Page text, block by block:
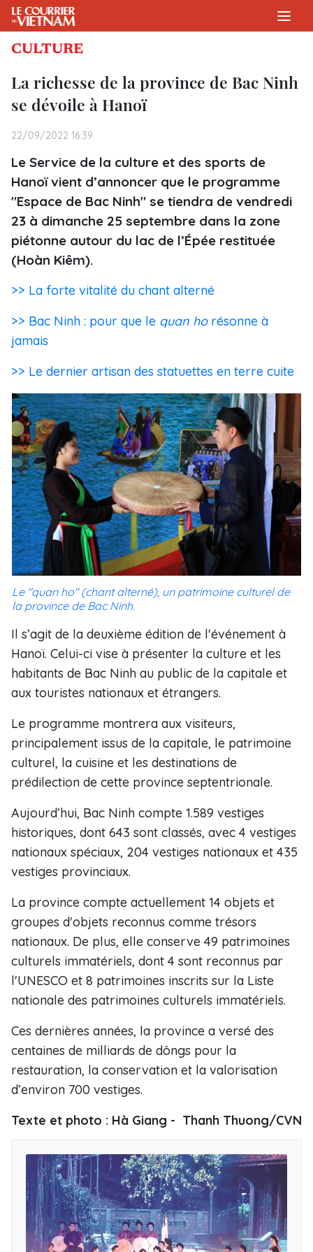
CULTURE
La richesse de la province de Bac Ninh
se dévoile à Hanoï
22/09/2022 16:39
Le Service de la culture et des sports de
Hanoï vient d’annoncer que le programme
"Espace de Bac Ninh" se tiendra de vendredi
23 à dimanche 25 septembre dans la zone
piétonne autour du lac de l’Épée restituée
(Hoàn Kiêm).
>> La forte vitalité du chant alterné
>> Bac Ninh : pour que le quan horésonne à
jamais
>> Le dernier artisan des statuettes en terre cuite
Le "quan ho" (chant alterné), un patrimoine culturel de
la province de Bac Ninh.
Il s’agit de la deuxième édition de l'événement à
Hanoï. Celui-ci vise à présenter la culture et les
habitants de Bac Ninh au public de la capitale et
aux touristes nationaux et étrangers.
Le programme montrera aux visiteurs,
principalement issus de la capitale, le patrimoine
culturel, la cuisine et les destinations de
prédilection de cette province septentrionale.
Aujourd’hui, Bac Ninh compte 1.589 vestiges
historiques, dont 643 sont classés, avec 4 vestiges
nationaux spéciaux, 204 vestiges nationaux et 435
vestiges provinciaux.
La province compte actuellement 14 objets et
groupes d'objets reconnus comme trésors
nationaux. De plus, elle conserve 49 patrimoines
culturels immatériels, dont 4 sont reconnus par
l'UNESCO et 8 patrimoines inscrits sur la Liste
nationale des patrimoines culturels immatériels.
Ces dernières années, la province a versé des
centaines de milliards de dôngs pour la
restauration, la conservation et la valorisation
d’environ 700 vestiges.
Texte et photo : Hà Giang - Thanh Thuong/CVN